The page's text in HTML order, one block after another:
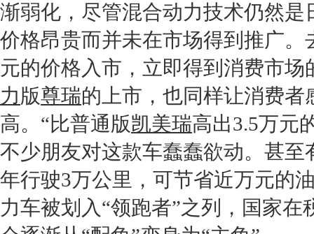
渐弱化，尽管混合动力技术仍然
价格昂贵而并未在市场得到推广。
元的价格入市，立即得到消费市
力版尊瑞的上市，也同样让消费者
高。“比普通版凯美瑞高出3.5万元
不少朋友对这款车蠢蠢欲动。甚
年行驶3万公里，可节省近万元的
力车被划入“领跑者”之列，国家